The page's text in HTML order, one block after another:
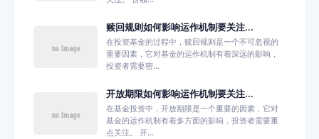
赎回规则如何影响运作机制要关注...
在投资基金的过程中，赎回规则是一个不可忽视的
重要因素，它对基金的运作机制有着深远的影响，
投资者需要密...
开放期限如何影响运作机制要关注...
在基金投资中，开放期限是一个重要的因素，它对
基金的运作机制有着多方面的影响，投资者需要重
点关注。 开...